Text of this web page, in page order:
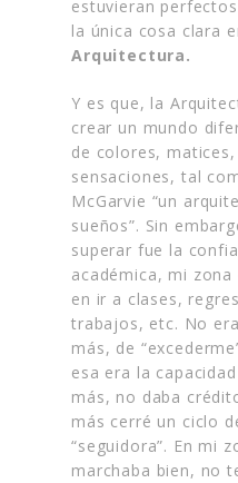
estuvieran
la única cosa clara
Arquitectura.
Y es que, la
crear un mundo
de colores,
sensaciones, tal
McGarvie “un
sueños”. Sin
superar fue la
académica, mi
en ir a clases,
trabajos, etc. No
más, de
esa era la
más, no daba
más cerré un ciclo
“seguidora”. En mi
marchaba bien, no